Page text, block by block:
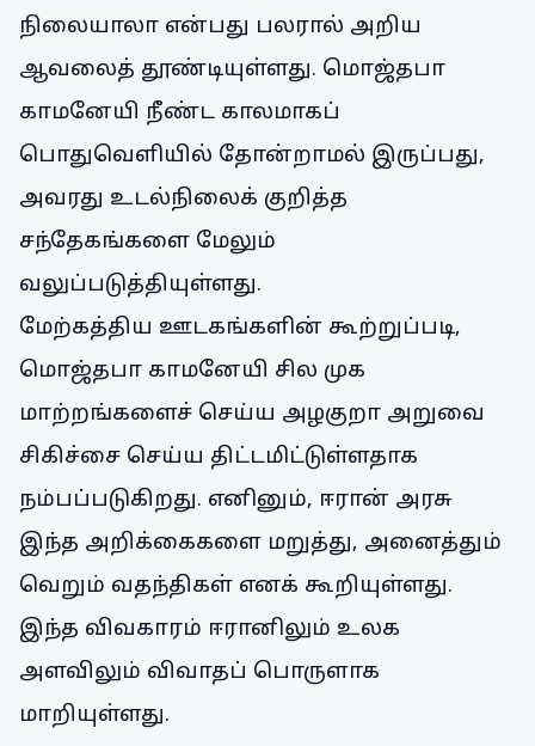
நிலையாலா என்பது பலரால் அறிய
ஆவலைத் தூண்டியுள்ளது. மொஜ்தபா
காமனேயி நீண்ட காலமாகப்
பொதுவெளியில் தோன்றாமல் இருப்பது,
அவரது உடல்நிலைக் குறித்த
சந்தேகங்களை மேலும்
வலுப்படுத்தியுள்ளது.
மேற்கத்திய ஊடகங்களின் கூற்றுப்படி,
மொஜ்தபா காமனேயி சில முக
மாற்றங்களைச் செய்ய அழகுறா அறுவை
சிகிச்சை செய்ய திட்டமிட்டுள்ளதாக
நம்பப்படுகிறது. எனினும், ஈரான் அரசு
இந்த அறிக்கைகளை மறுத்து, அனைத்தும்
வெறும் வதந்திகள் எனக் கூறியுள்ளது.
இந்த விவகாரம் ஈரானிலும் உலக
அளவிலும் விவாதப் பொருளாக
மாறியுள்ளது.